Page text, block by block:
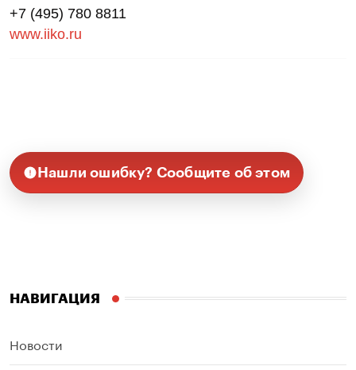
+7 (495) 780 8811
www.iiko.ru
Нашли ошибку? Сообщите об этом
НАВИГАЦИЯ
Новости